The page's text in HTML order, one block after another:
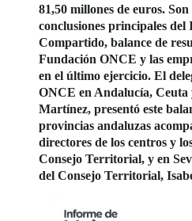
81,50 millones de euros.
conclusiones principales
Compartido, balance de
Fundación ONCE y las
en el último ejercicio. El
ONCE en Andalucía,
Martínez, presentó este
provincias andaluzas
directores de los centros y
Consejo Territorial, y en
del Consejo Territorial,